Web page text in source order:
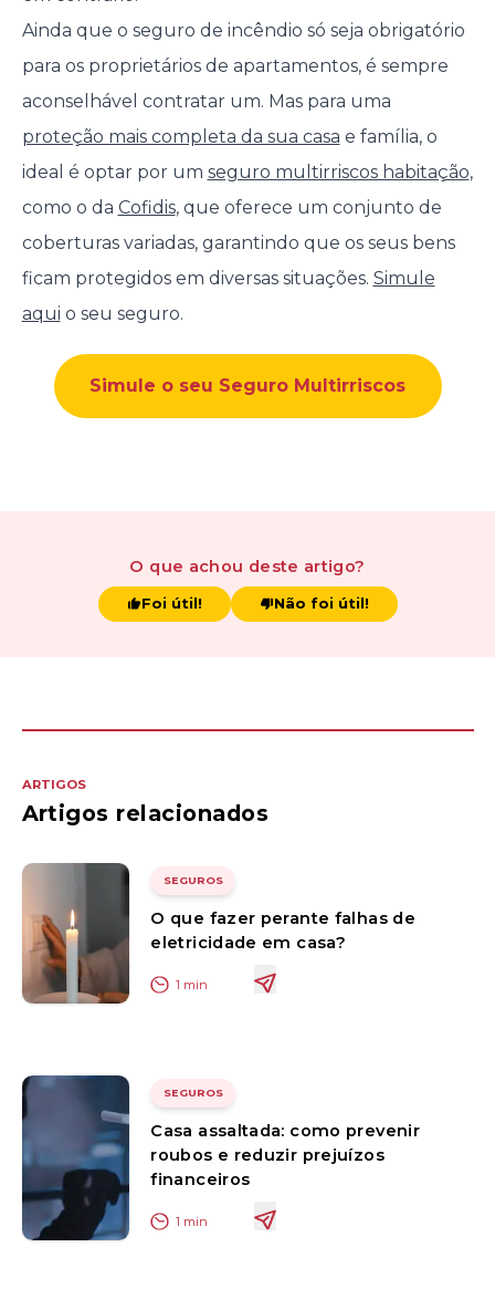
Ainda que o seguro de incêndio só seja obrigatório
para os proprietários de apartamentos, é sempre
aconselhável contratar um. Mas para uma
proteção mais completa da sua casa e família, o
ideal é optar por um seguro multirriscos habitação,
como o da Cofidis, que oferece um conjunto de
coberturas variadas, garantindo que os seus bens
ficam protegidos em diversas situações. Simule
aqui o seu seguro.
Simule o seu Seguro Multirriscos
O que achou deste artigo?
Foi útil! Não foi útil!
ARTIGOS
Artigos relacionados
SEGUROS
O que fazer perante falhas de
eletricidade em casa?
1 min
SEGUROS
Casa assaltada: como prevenir
roubos e reduzir prejuízos
financeiros
1 min